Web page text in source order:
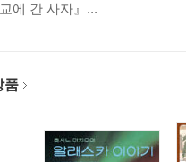
에 간 사자』...
품